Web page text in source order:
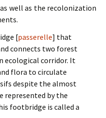
well as the recolonization
[passerelle] that
connects two forest
ecological corridor. It
flora to circulate
despite the almost
represented by the
footbridge is called a